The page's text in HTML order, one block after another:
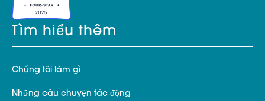
Tìm hiểu thêm
Chúng tôi làm gì
Những câu chuyện tác động